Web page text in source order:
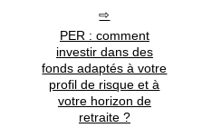
PER : comment
investir dans des
fonds adaptés à votre
profil de risque et à
votre horizon de
retraite ?